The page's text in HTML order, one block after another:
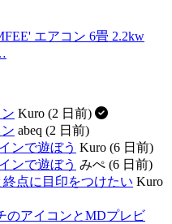
エアコン 6畳 2.2kw
Kuro (2 日前)
abeq (2 日前)
ンで遊ぼう Kuro (6 日前)
ンで遊ぼう みぺ (6 日前)
点に目印をつけたい Kuro
のアイコンとMDプレビ